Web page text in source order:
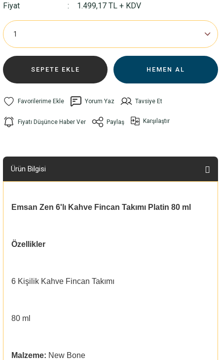
Fiyat
1.499,17 TL + KDV
SEPETE EKLE HEMEN AL
Yorum Yaz Tavsiye Et
Fiyatı Düşünce Haber Ver Paylaş Karşılaştır
Ürün Bilgisi
Emsan Zen 6'lı Kahve Fincan Takımı Platin 80 ml
Özellikler
6 Kişilik Kahve Fincan Takımı
80 ml
Malzeme: New Bone